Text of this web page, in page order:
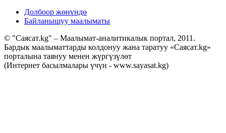
Долбоор жөнүндө
Байланышуу маалыматы
© "Саясат.kg" – Маалымат-аналитикалык портал, 2011.
Бардык маалыматтарды колдонуу жана таратуу «Саясат.kg»
порталына таянуу менен жүргүзүлөт
(Интернет басылмалары үчүн - www.sayasat.kg)